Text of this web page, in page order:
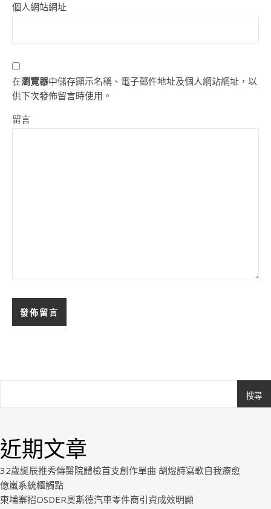
個人網站網址
在瀏覽器中儲存顯示名稱、電子郵件地址及個人網站網址，以
供下次發佈留言時使用。
留言
搜尋
近期文章
32歲誕辰推秀傳醫院體檢首支創作單曲 胡煜詩寫歌自我療愈
億嵐系統櫃觸點
柬埔寨招OSDER奧斯德汽車零件商引資成效明顯
Royal.